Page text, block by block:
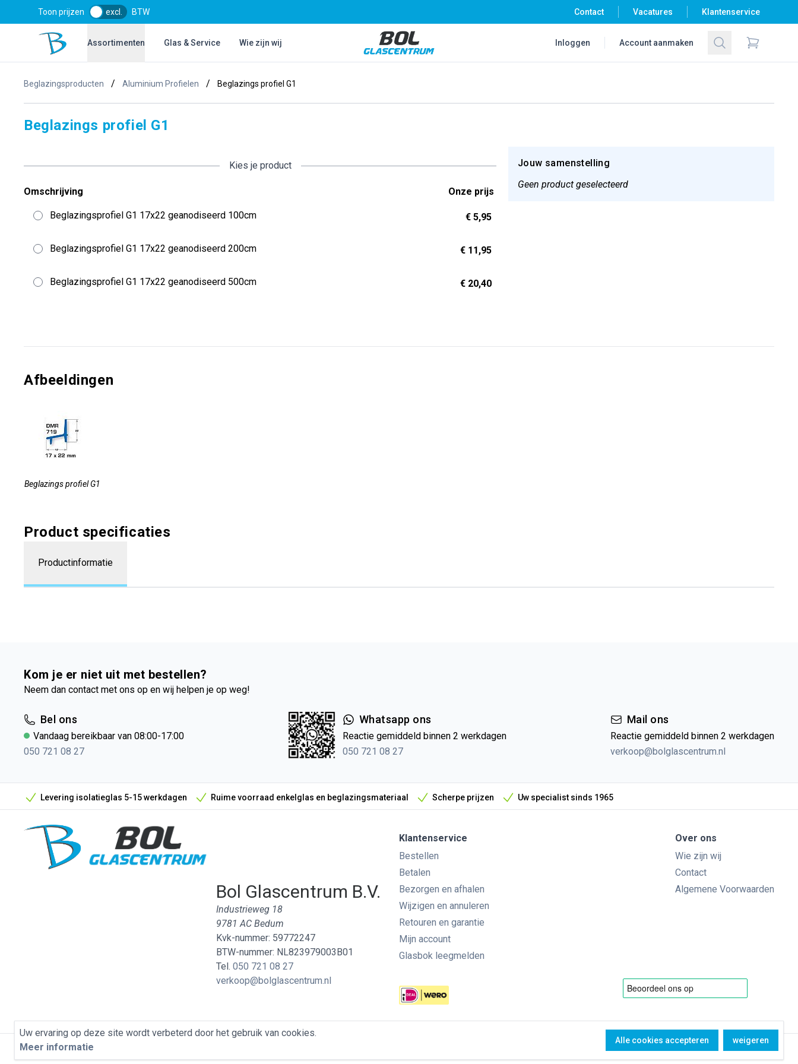
Toon prijzen excl. BTW Contact Vacatures Klantenservice
Bol Glascentrum B.V.Assortimenten Glas & Service Wie zijn wij
Bol Glascentrum B.V.
Inloggen Account aanmaken Zoeken
Items in
Beglazingsproducten / Aluminium Profielen / Beglazings profiel G1
Beglazings profiel G1
Kies je product
Omschrijving Onze prijs
Beglazingsprofiel G1 17x22 geanodiseerd 100cm € 5,95
Beglazingsprofiel G1 17x22 geanodiseerd 200cm € 11,95
Beglazingsprofiel G1 17x22 geanodiseerd 500cm € 20,40
Jouw samenstelling
Geen product geselecteerd
Afbeeldingen
Beglazings profiel G1
Product specificaties
Productinformatie
Kom je er niet uit met bestellen?
Neem dan contact met ons op en wij helpen je op weg!
Bel ons
Vandaag bereikbaar van 08:00-17:00
050 721 08 27
Whatsapp ons
Reactie gemiddeld binnen 2 werkdagen
050 721 08 27
Mail ons
Reactie gemiddeld binnen 2 werkdagen
verkoop@bolglascentrum.nl
Levering isolatieglas 5-15 werkdagen Ruime voorraad enkelglas en beglazingsmateriaal Scherpe prijzen Uw specialist sinds 1965
Bol Glascentrum B.V.
Industrieweg 18
9781 AC Bedum
Kvk-nummer: 59772247
BTW-nummer: NL823979003B01
Tel. 050 721 08 27
verkoop@bolglascentrum.nl
Klantenservice
Bestellen
Betalen
Bezorgen en afhalen
Wijzigen en annuleren
Retouren en garantie
Mijn account
Glasbok leegmelden
Over ons
Wie zijn wij
Contact
Algemene Voorwaarden
Privacybeleid Copyright Bol Glascentrum B.V. © 1965 - 2026
Uw ervaring op deze site wordt verbeterd door het gebruik van cookies.
Meer informatie
Alle cookies accepteren weigeren